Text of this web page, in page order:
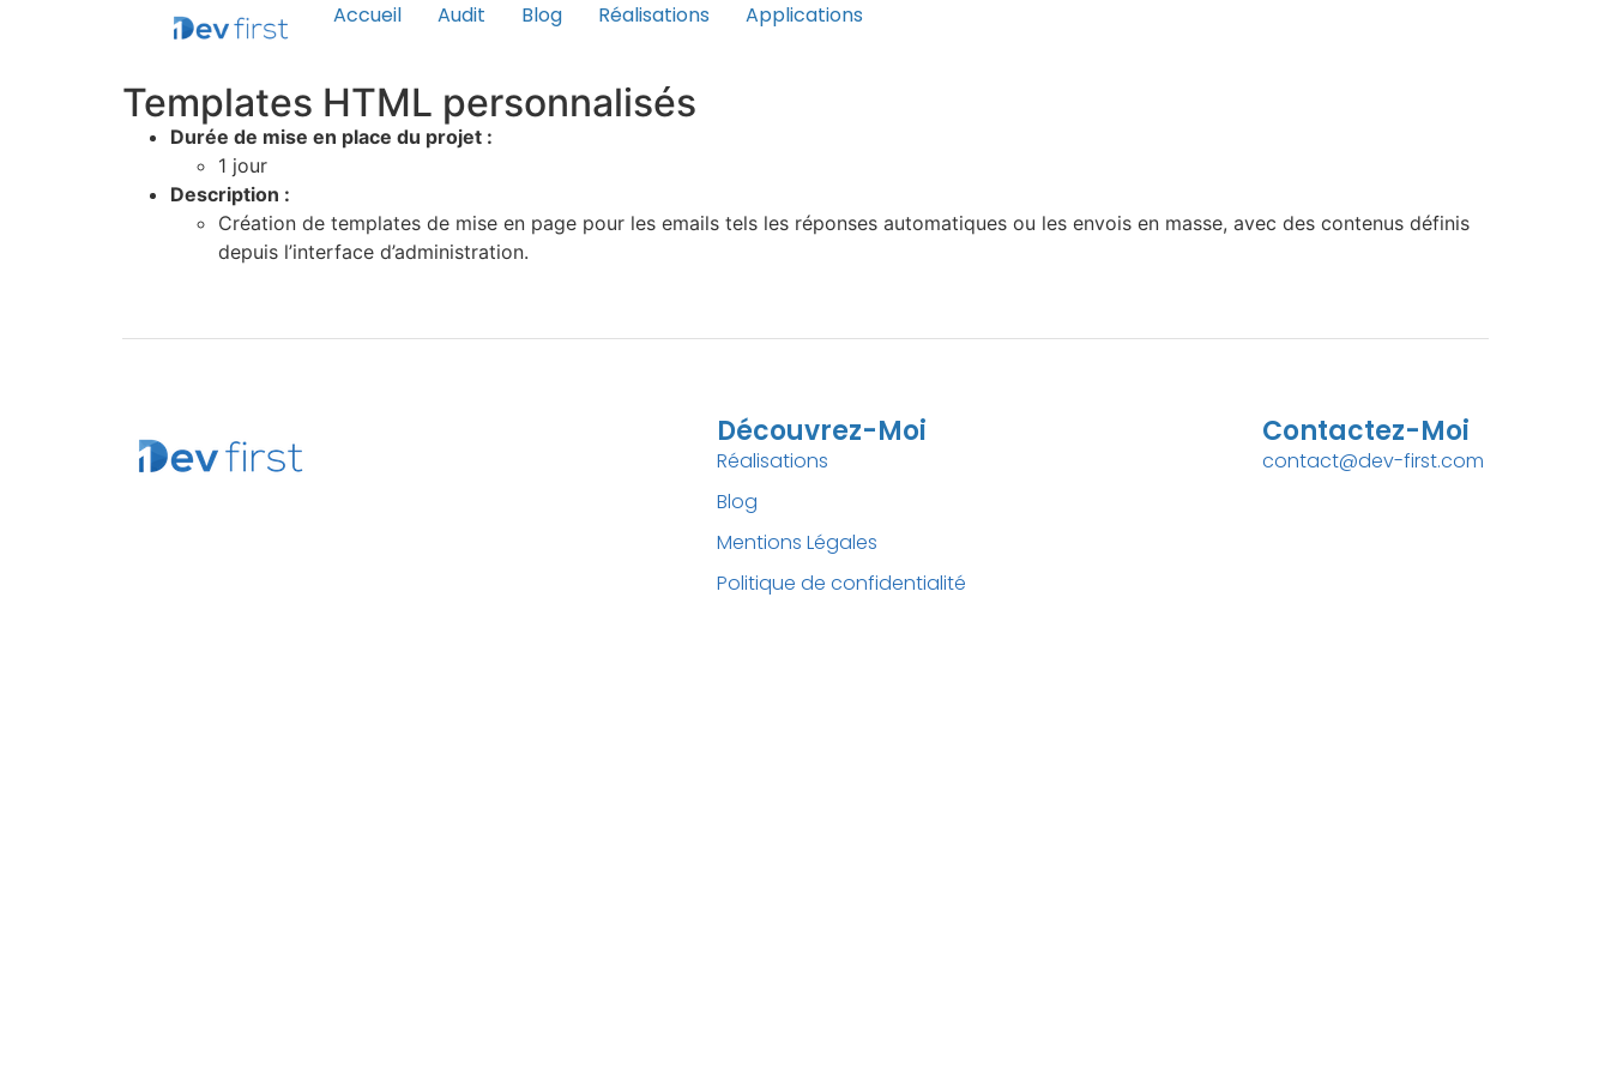
Accueil Audit Blog Réalisations Applications
Templates HTML personnalisés
Durée de mise en place du projet :
1 jour
Description :
Création de templates de mise en page pour les emails tels les réponses automatiques ou les envois en masse, avec des contenus définis
depuis l’interface d’administration.
Découvrez-Moi
Réalisations
Blog
Mentions Légales
Politique de confidentialité
Contactez-Moi
contact@dev-first.com